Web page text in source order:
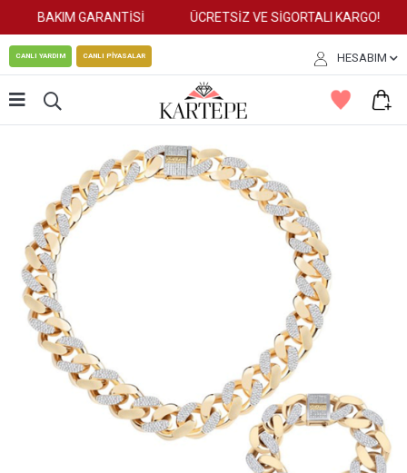
BAKIM GARANTİSİ ÜCRETSİZ VE SİGORTALI KARGO!
CANLI YARDIM CANLI PİYASALAR HESABIM